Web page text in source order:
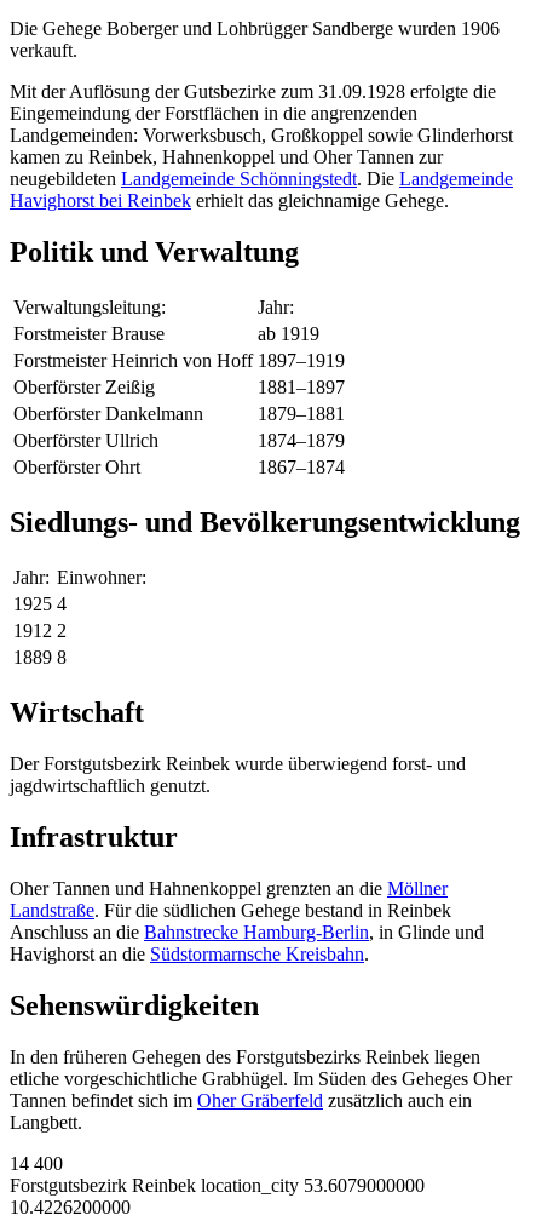
Die Gehege Boberger und Lohbrügger Sandberge wurden 1906
verkauft.
Mit der Auflösung der Gutsbezirke zum 31.09.1928 erfolgte die
Eingemeindung der Forstflächen in die angrenzenden
Landgemeinden: Vorwerksbusch, Großkoppel sowie Glinderhorst
kamen zu Reinbek, Hahnenkoppel und Oher Tannen zur
neugebildeten Landgemeinde Schönningstedt. Die Landgemeinde
Havighorst bei Reinbek erhielt das gleichnamige Gehege.
Politik und Verwaltung
Verwaltungsleitung:
Jahr:
Forstmeister Brause
ab 1919
Forstmeister Heinrich von Hoff 1897–1919
Oberförster Zeißig
1881–1897
Oberförster Dankelmann
1879–1881
Oberförster Ullrich
1874–1879
Oberförster Ohrt
1867–1874
Siedlungs- und Bevölkerungsentwicklung
Jahr: Einwohner:
1925 4
1912 2
1889 8
Wirtschaft
Der Forstgutsbezirk Reinbek wurde überwiegend forst- und
jagdwirtschaftlich genutzt.
Infrastruktur
Oher Tannen und Hahnenkoppel grenzten an die Möllner
Landstraße. Für die südlichen Gehege bestand in Reinbek
Anschluss an die Bahnstrecke Hamburg-Berlin, in Glinde und
Havighorst an die Südstormarnsche Kreisbahn.
Sehenswürdigkeiten
In den früheren Gehegen des Forstgutsbezirks Reinbek liegen
etliche vorgeschichtliche Grabhügel. Im Süden des Geheges Oher
Tannen befindet sich im Oher Gräberfeld zusätzlich auch ein
Langbett.
14 400
Forstgutsbezirk Reinbek location_city 53.6079000000
10.4226200000